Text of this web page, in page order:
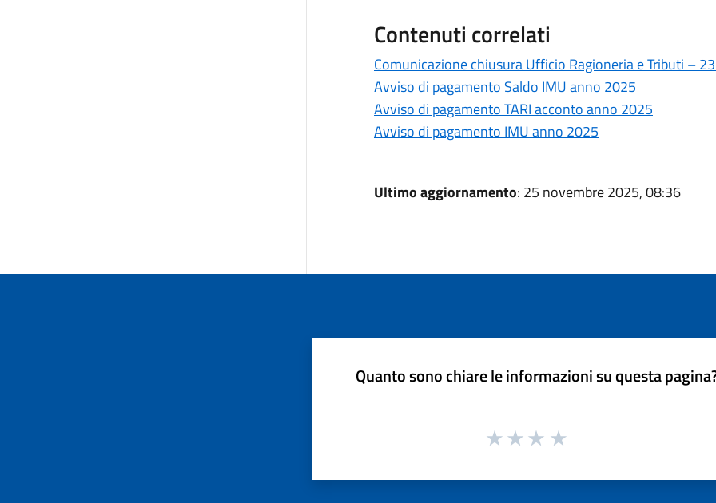
Contenuti correlati
Comunicazione chiusura Ufficio Ragioneria e Tributi –
Avviso di pagamento Saldo IMU anno 2025
Avviso di pagamento TARI acconto anno 2025
Avviso di pagamento IMU anno 2025
Ultimo aggiornamento: 25 novembre 2025, 08:36
Quanto sono chiare le informazioni su questa